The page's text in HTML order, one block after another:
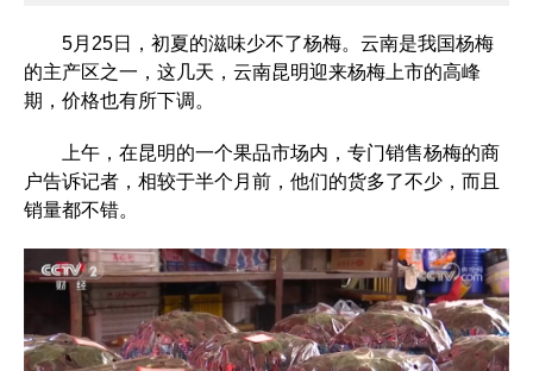
5月25日，初夏的滋味少不了杨梅。云南是我国杨梅
的主产区之一，这几天，云南昆明迎来杨梅上市的高峰
期，价格也有所下调。
上午，在昆明的一个果品市场内，专门销售杨梅的商
户告诉记者，相较于半个月前，他们的货多了不少，而且
销量都不错。